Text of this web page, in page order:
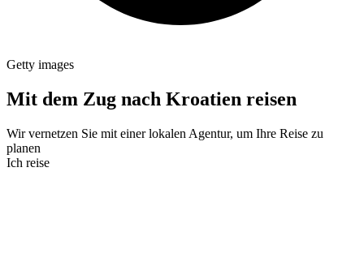
Getty images
Mit dem Zug nach Kroatien reisen
Wir vernetzen Sie mit einer lokalen Agentur, um Ihre Reise zu
planen
Ich reise